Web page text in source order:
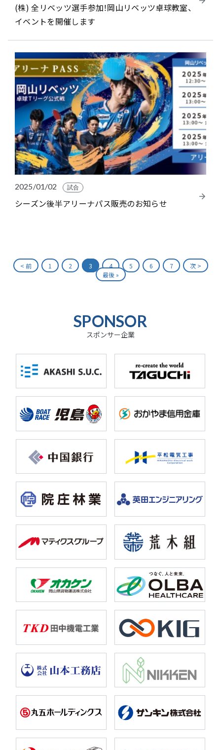
(株) 全リベッツ選手参加！岡山リベッツ卓球教室、
イベントを開催します
2025/01/02 試合
シーズン後半アリーナパス販売のお知らせ
< 前 1 2 3 4 5 6 7
次 >
最後 »
SPONSOR
スポンサー企業